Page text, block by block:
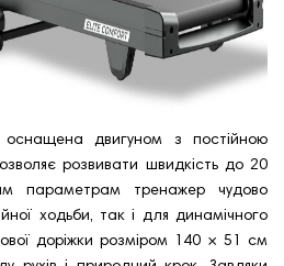
двигуном з постійною
розвивати швидкість до 20
параметрам тренажер чудово
ходьби, так і для динамічного
доріжки розміром 140 × 51 см